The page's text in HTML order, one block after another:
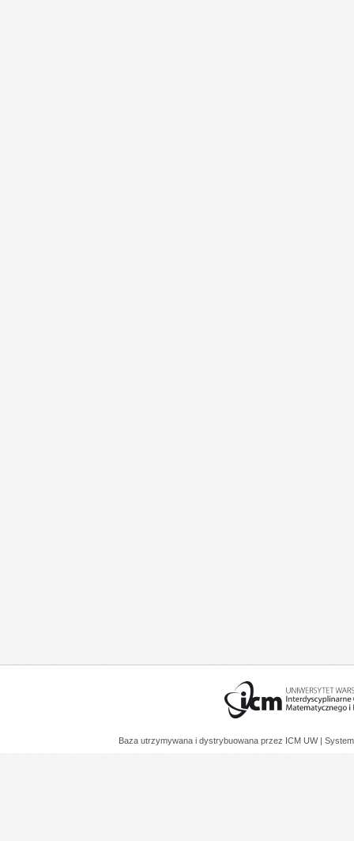
Baza utrzymywana i dystrybuowana przez ICM UW |